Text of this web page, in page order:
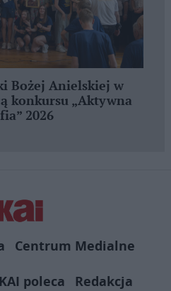
Bożej Anielskiej w
konkursu „Aktywna
2026
Centrum Medialne
poleca Redakcja